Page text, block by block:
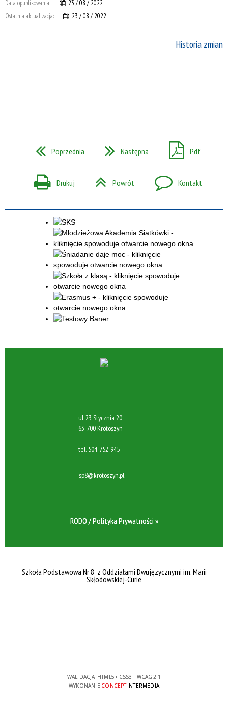
Data opublikowania:
23 / 08 / 2022
Ostatnia aktualizacja:
23 / 08 / 2022
Historia zmian
Poprzednia Następna Pdf
Drukuj Powrót Kontakt
ul. 23 Stycznia 20
63-700 Krotoszyn
tel. 504-752-945
sp8@krotoszyn.pl
RODO / Polityka Prywatności »
Szkoła Podstawowa Nr 8 z Oddziałami Dwujęzycznymi im. Marii
Skłodowskiej-Curie
WALIDACJA: HTML5+ CSS3 + WCAG 2.1
WYKONANIE CONCEPTINTERMEDIA